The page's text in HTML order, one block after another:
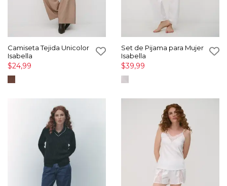
Camiseta Tejida Unicolor
Isabella
$24,99
Set de Pijama para Mujer
Isabella
$39,99